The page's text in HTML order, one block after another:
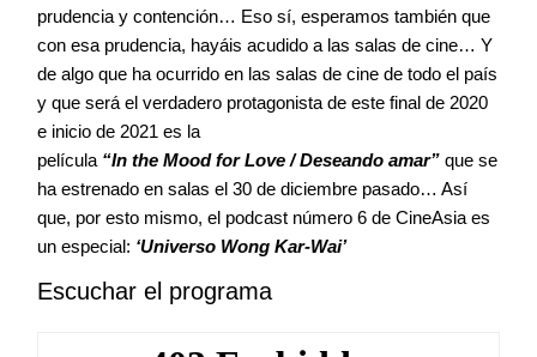
prudencia y contención… Eso sí, esperamos también que
con esa prudencia, hayáis acudido a las salas de cine… Y
de algo que ha ocurrido en las salas de cine de todo el país
y que será el verdadero protagonista de este final de 2020
e inicio de 2021 es la
película “In the Mood for Love / Deseando amar” que se
ha estrenado en salas el 30 de diciembre pasado… Así
que, por esto mismo, el podcast número 6 de CineAsia es
un especial: ‘Universo Wong Kar-Wai’
Escuchar el programa